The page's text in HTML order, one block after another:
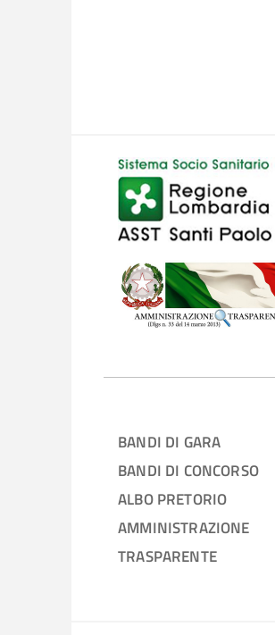
BANDI DI GARA
BANDI DI CONCORSO
ALBO PRETORIO
AMMINISTRAZIONE
TRASPARENTE